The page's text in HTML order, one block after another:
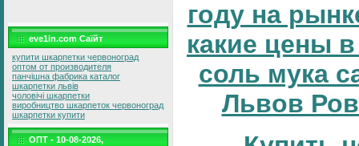
eve1in.com Саїйт
купити шкарпетки червоноград
оптом от производителя
панчішна фабрика каталог
шкарпетки львів
чоловічі шкарпетки
виробництво шкарпеток червоноград
шкарпетки купити
ОПТ - 10-08-2026,
году на
какие цены
соль мука
Львов